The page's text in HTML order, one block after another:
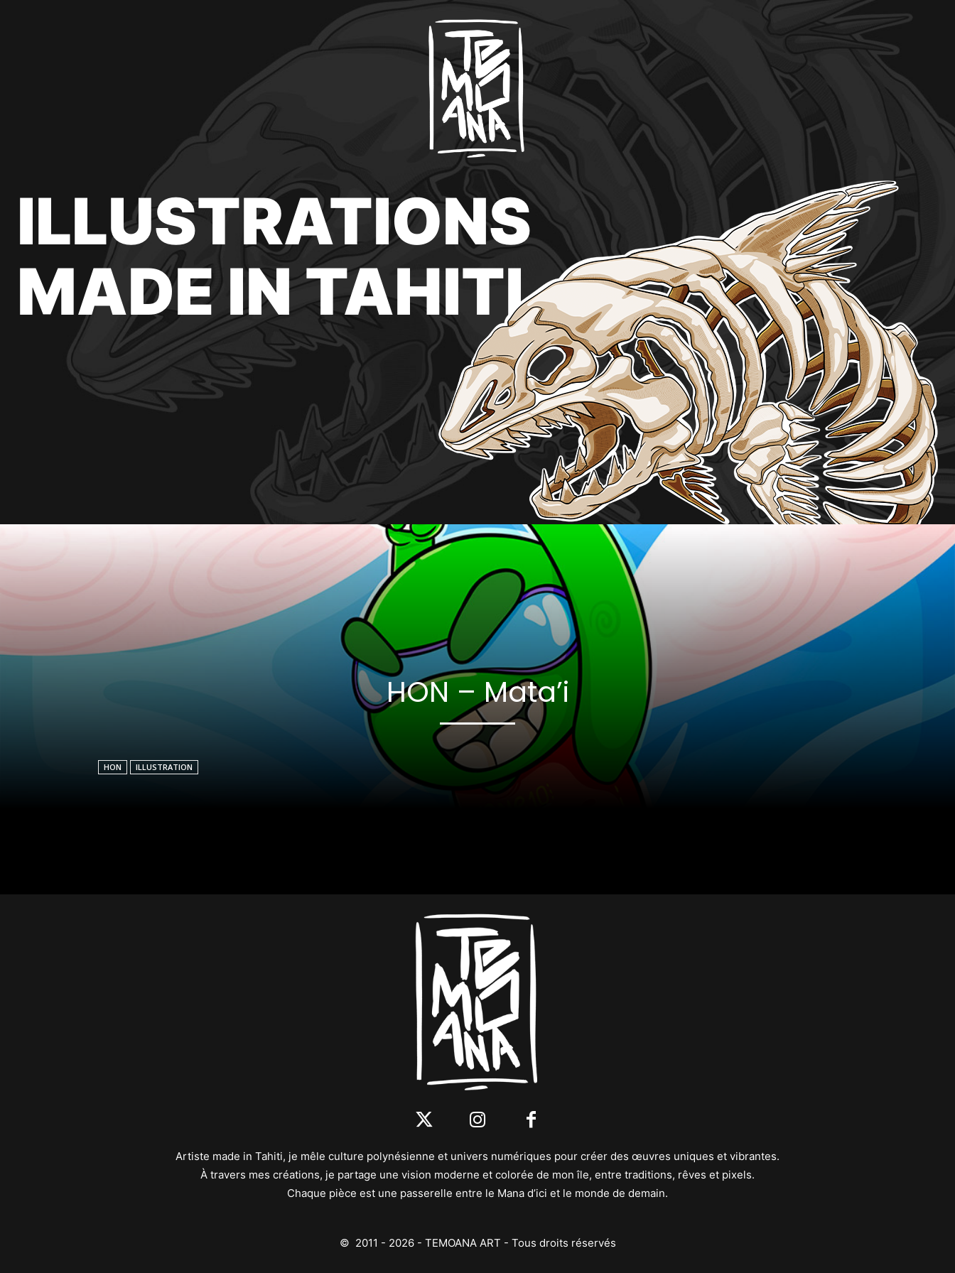
ILLUSTRATIONS
MADE IN TAHITI
HON – Mata’i
HON ILLUSTRATION
Artiste made in Tahiti, je mêle culture polynésienne et univers numériques pour créer des œuvres uniques et vibrantes.
À travers mes créations, je partage une vision moderne et colorée de mon île, entre traditions, rêves et pixels.
Chaque pièce est une passerelle entre le Mana d’ici et le monde de demain.
© 2011 - 2026 - TEMOANA ART - Tous droits réservés